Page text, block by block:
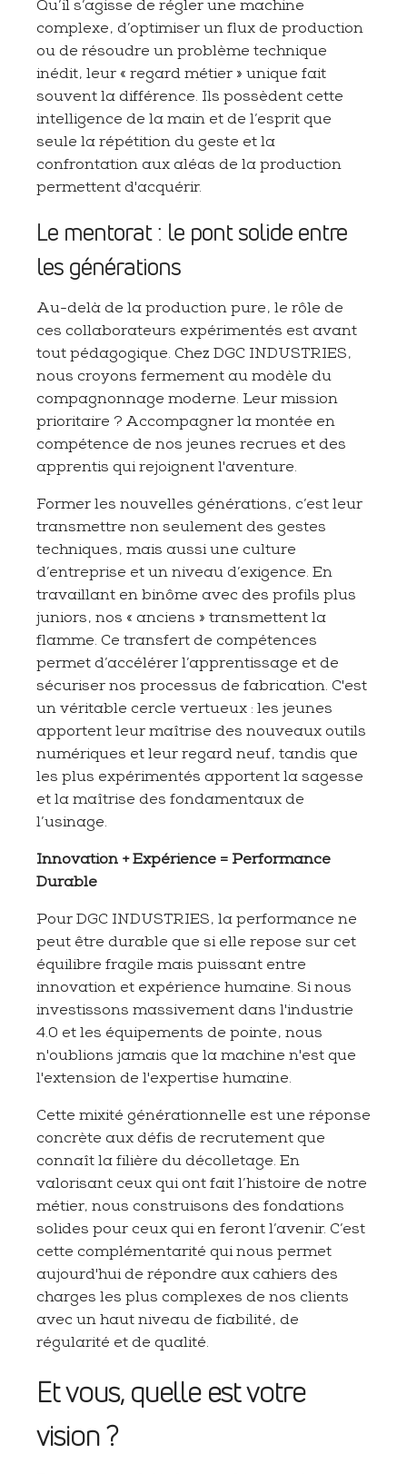
Qu’il s’agisse de régler une machine
complexe, d’optimiser un flux de production
ou de résoudre un problème technique
inédit, leur « regard métier » unique fait
souvent la différence. Ils possèdent cette
intelligence de la main et de l’esprit que
seule la répétition du geste et la
confrontation aux aléas de la production
permettent d'acquérir.
Le mentorat : le pont solide entre
les générations
Au-delà de la production pure, le rôle de
ces collaborateurs expérimentés est avant
tout pédagogique. Chez DGC INDUSTRIES,
nous croyons fermement au modèle du
compagnonnage moderne. Leur mission
prioritaire ? Accompagner la montée en
compétence de nos jeunes recrues et des
apprentis qui rejoignent l'aventure.
Former les nouvelles générations, c’est leur
transmettre non seulement des gestes
techniques, mais aussi une culture
d’entreprise et un niveau d’exigence. En
travaillant en binôme avec des profils plus
juniors, nos « anciens » transmettent la
flamme. Ce transfert de compétences
permet d’accélérer l’apprentissage et de
sécuriser nos processus de fabrication. C'est
un véritable cercle vertueux : les jeunes
apportent leur maîtrise des nouveaux outils
numériques et leur regard neuf, tandis que
les plus expérimentés apportent la sagesse
et la maîtrise des fondamentaux de
l’usinage.
Innovation + Expérience = Performance
Durable
Pour DGC INDUSTRIES, la performance ne
peut être durable que si elle repose sur cet
équilibre fragile mais puissant entre
innovation et expérience humaine. Si nous
investissons massivement dans l'industrie
4.0 et les équipements de pointe, nous
n'oublions jamais que la machine n'est que
l'extension de l'expertise humaine.
Cette mixité générationnelle est une réponse
concrète aux défis de recrutement que
connaît la filière du décolletage. En
valorisant ceux qui ont fait l’histoire de notre
métier, nous construisons des fondations
solides pour ceux qui en feront l’avenir. C’est
cette complémentarité qui nous permet
aujourd'hui de répondre aux cahiers des
charges les plus complexes de nos clients
avec un haut niveau de fiabilité, de
régularité et de qualité.
Et vous, quelle est votre
vision ?